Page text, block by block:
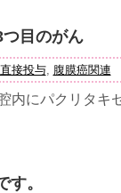
目のがん
接投与, 腹膜癌関連
内にパクリタキ
。